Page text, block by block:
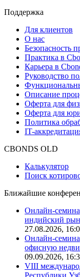
Поддержка
Для клиентов
О нас
Безопасность
Практика в
Карьера в
Руководство
Описание
Оферта для
Оферта для
Политика
IT-
CBONDS OLD
Калькулятор
Поиск
Ближайшие
Онлайн-
индийский
27.08.2026,
Онлайн-
офисную
09.09.2026,
VIII